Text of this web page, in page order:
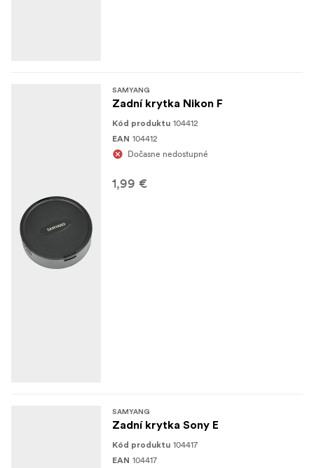
SAMYANG
Zadní krytka Nikon F
Kód produktu 104412
EAN 104412
Dočasne nedostupné
1,99 €
SAMYANG
Zadní krytka Sony E
Kód produktu 104417
EAN 104417